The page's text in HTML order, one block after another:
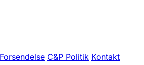
Forsendelse C&P Politik Kontakt